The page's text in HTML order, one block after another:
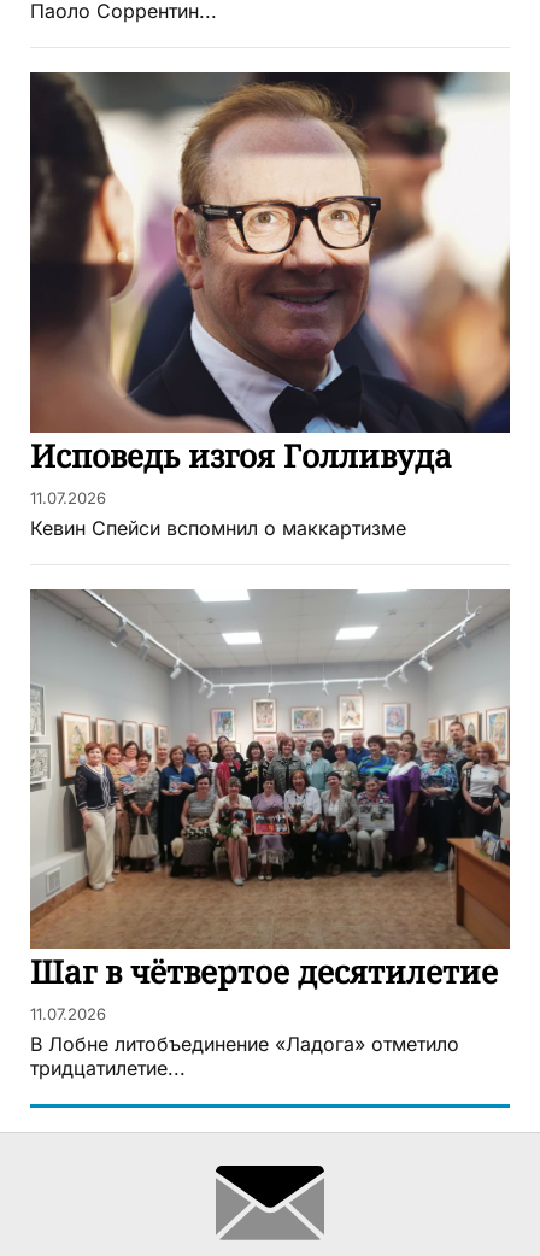
Паоло Соррентин...
Исповедь изгоя Голливуда
11.07.2026
Кевин Спейси вспомнил о маккартизме
Шаг в чётвертое десятилетие
11.07.2026
В Лобне литобъединение «Ладога» отметило
тридцатилетие...